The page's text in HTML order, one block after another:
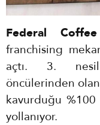
Federal
franchising
açtı. 3. nesil
öncülerinden
kavurduğu
yollanıyor.